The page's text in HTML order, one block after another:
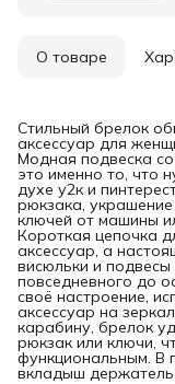
О товаре
Стильный брелок
аксессуар для
Модная подвеска
это именно то, что
духе у2к и
рюкзака,
ключей от машины
Короткая цепочка
аксессуар, а
висюльки и
повседневного до
своё настроение,
аксессуар на
карабину, брелок
рюкзак или ключи,
функциональным. В
вкладыш